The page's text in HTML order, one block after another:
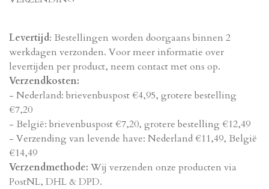
Levertijd: Bestellingen worden doorgaans binnen 2
werkdagen verzonden. Voor meer informatie over
levertijden per product, neem contact met ons op.
Verzendkosten:
- Nederland: brievenbuspost €4,95, grotere bestelling
€7,20
- België: brievenbuspost €7,20, grotere bestelling €12,49
- Verzending van levende have: Nederland €11,49, België
€14,49
Verzendmethode: Wij verzenden onze producten via
PostNL, DHL & DPD.